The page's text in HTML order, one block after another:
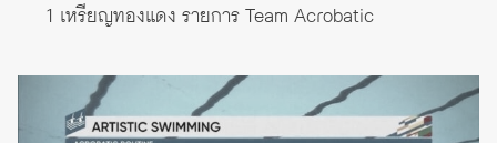
1 เหรียญทองแดง รายการ Team Acrobatic